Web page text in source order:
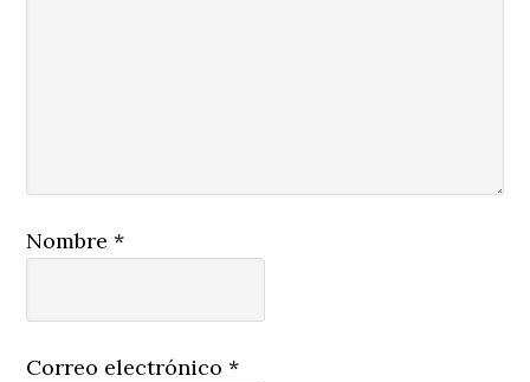
Nombre*
Correo electrónico*